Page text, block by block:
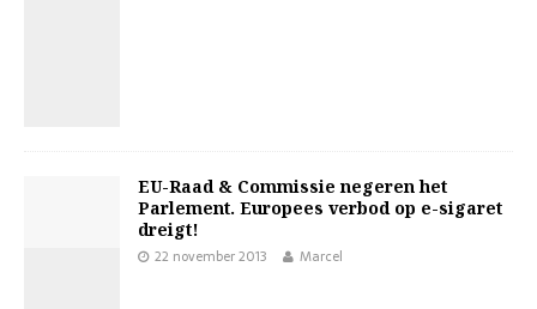
EU-Raad & Commissie negeren het
Parlement. Europees verbod op e-sigaret
dreigt!
22 november 2013 Marcel